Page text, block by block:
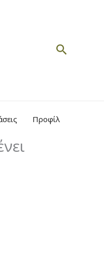
Search
Προφίλ